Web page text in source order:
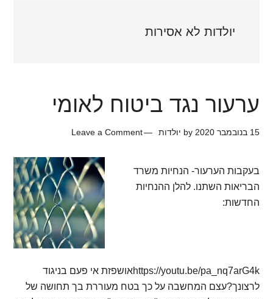
יולדות לא אסירות
ערעור נגד ביטוח לאומי
15 בנובמבר 2020 by יולדות Leave a Comment
בעקבות הערעור- הנחיות משרד
הבריאות השתנו. להלן ההנחיות
החדשות:
https://youtu.be/pa_nq7arG4kאושפזת אי פעם בניגוד
לרצונך?עצם המחשבה על כך בטח מעוררת בך תחושה של